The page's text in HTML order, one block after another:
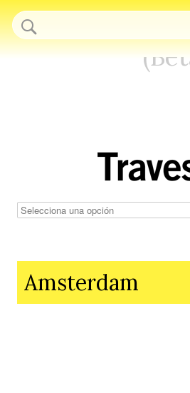
Pasar al contenido principal
Formulario de
Buscar
Amsterdam